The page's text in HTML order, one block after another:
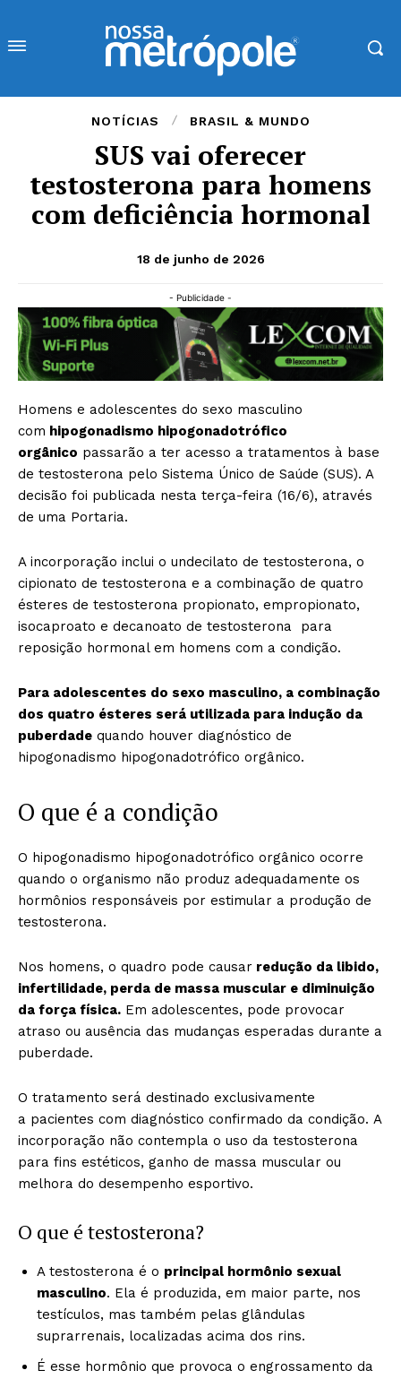
NOTÍCIAS BRASIL & MUNDO
SUS vai oferecer
testosterona para homens
com deficiência hormonal
18 de junho de 2026
- Publicidade -
Homens e adolescentes do sexo masculino
com hipogonadismo hipogonadotrófico
orgânico passarão a ter acesso a tratamentos à base
de testosterona pelo Sistema Único de Saúde (SUS). A
decisão foi publicada nesta terça-feira (16/6), através
de uma Portaria.
A incorporação inclui o undecilato de testosterona, o
cipionato de testosterona e a combinação de quatro
ésteres de testosterona propionato, empropionato,
isocaproato e decanoato de testosterona para
reposição hormonal em homens com a condição.
Para adolescentes do sexo masculino, a combinação
dos quatro ésteres será utilizada para indução da
puberdade quando houver diagnóstico de
hipogonadismo hipogonadotrófico orgânico.
O que é a condição
O hipogonadismo hipogonadotrófico orgânico ocorre
quando o organismo não produz adequadamente os
hormônios responsáveis por estimular a produção de
testosterona.
Nos homens, o quadro pode causar redução da libido,
infertilidade, perda de massa muscular e diminuição
da força física. Em adolescentes, pode provocar
atraso ou ausência das mudanças esperadas durante a
puberdade.
O tratamento será destinado exclusivamente
a pacientes com diagnóstico confirmado da condição. A
incorporação não contempla o uso da testosterona
para fins estéticos, ganho de massa muscular ou
melhora do desempenho esportivo.
O que é testosterona?
A testosterona é o principal hormônio sexual
masculino. Ela é produzida, em maior parte, nos
testículos, mas também pelas glândulas
suprarrenais, localizadas acima dos rins.
É esse hormônio que provoca o engrossamento da